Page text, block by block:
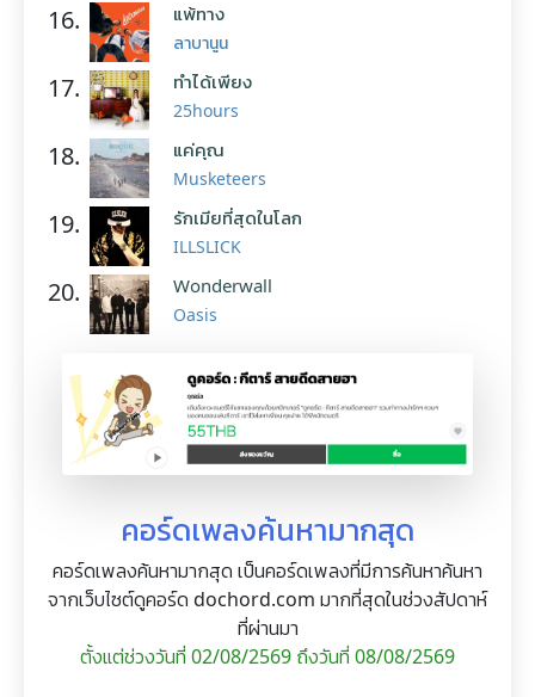
16. แพ้ทาง
ลาบานูน
17. ทำได้เพียง
25hours
18. แค่คุณ
Musketeers
19. รักเมียที่สุดในโลก
ILLSLICK
20. Wonderwall
Oasis
คอร์ดเพลงค้นหามากสุด
คอร์ดเพลงค้นหามากสุด เป็นคอร์ดเพลงที่มีการค้นหาค้นหา
จากเว็บไซต์ดูคอร์ด dochord.com มากที่สุดในช่วงสัปดาห์
ที่ผ่านมา
ตั้งแต่ช่วงวันที่ 02/08/2569 ถึงวันที่ 08/08/2569